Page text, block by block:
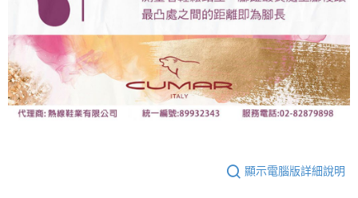
顯示電腦版詳細說明